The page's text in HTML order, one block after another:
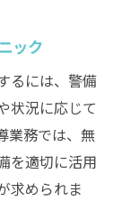
ック
るには、警備
状況に応じて
業務では、無
を適切に活用
求められま